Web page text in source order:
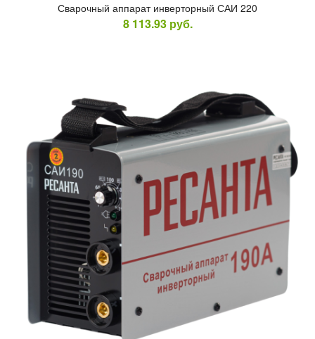
Сва­роч­ный ап­па­рат ин­вертор­ный САИ 220
8 113.93 руб.